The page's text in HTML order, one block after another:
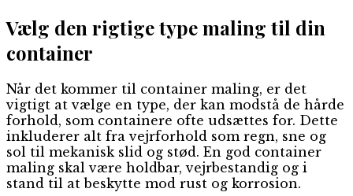
Vælg den rigtige type maling til din
container
Når det kommer til container maling, er det
vigtigt at vælge en type, der kan modstå de hårde
forhold, som containere ofte udsættes for. Dette
inkluderer alt fra vejrforhold som regn, sne og
sol til mekanisk slid og stød. En god container
maling skal være holdbar, vejrbestandig og i
stand til at beskytte mod rust og korrosion.